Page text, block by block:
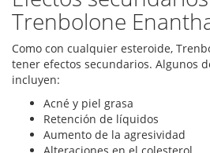
Trenbolone
Como con cualquier esteroide,
tener efectos secundarios. Algunos
incluyen:
Acné y piel grasa
Retención de líquidos
Aumento de la agresividad